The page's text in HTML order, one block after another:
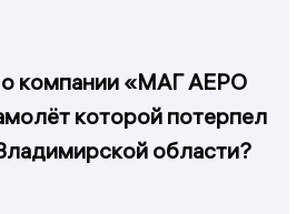
о компании «МАГ АЕРО
которой потерпел
области?